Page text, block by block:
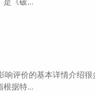
评价的基本详情介绍
据特...